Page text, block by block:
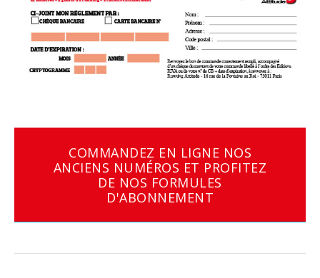
COMMANDEZ EN LIGNE NOS
ANCIENS NUMÉROS ET PROFITEZ
DE NOS FORMULES
D'ABONNEMENT